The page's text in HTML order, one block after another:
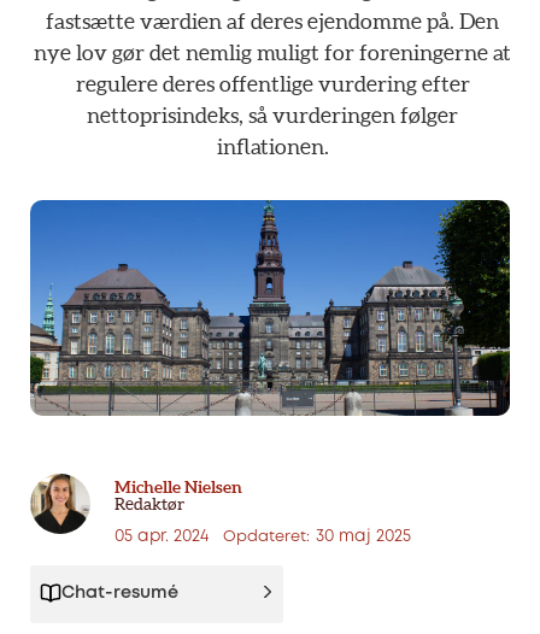
fastsætte værdien af deres ejendomme på. Den
nye lov gør det nemlig muligt for foreningerne at
regulere deres offentlige vurdering efter
nettoprisindeks, så vurderingen følger
inflationen.
Michelle Nielsen
Redaktør
05 apr. 2024 Opdateret: 30 maj 2025
Chat-resumé